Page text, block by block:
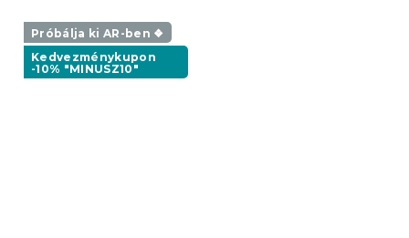
Próbálja ki AR-ben ❖
Kedvezménykupon
-10% "MINUSZ10"